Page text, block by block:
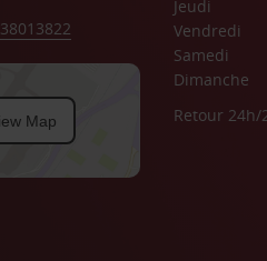
Map
Jeudi
Vendredi
Samedi
Dimanche
Retour 24h/